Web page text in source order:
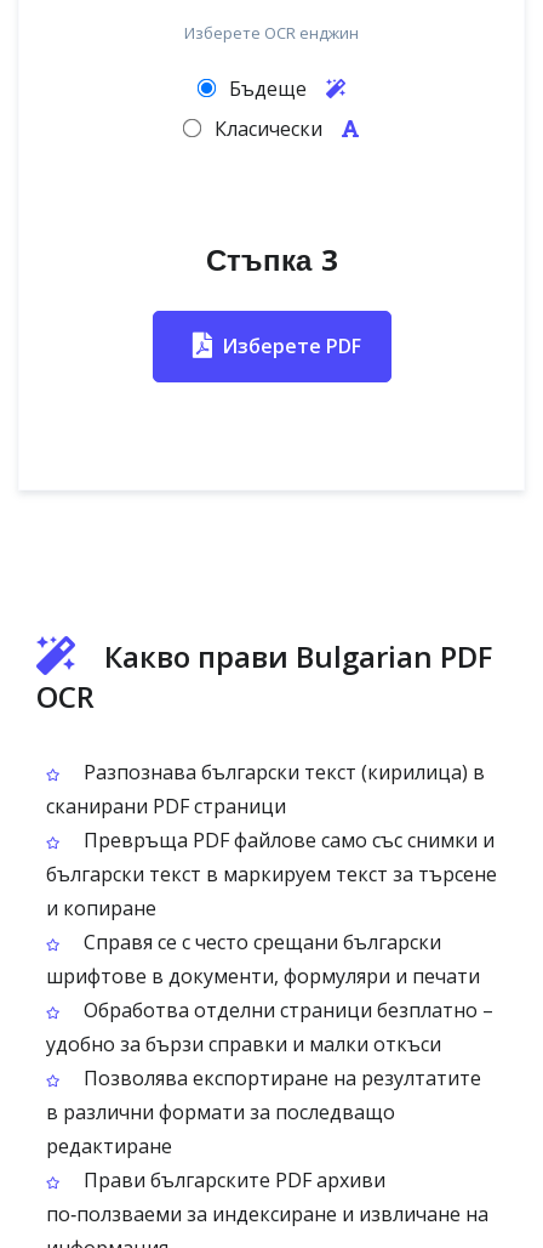
Изберете OCR енджин
Бъдеще
Класически
Стъпка 3
Изберете PDF
Какво прави Bulgarian PDF
OCR
Разпознава български текст (кирилица) в
сканирани PDF страници
Превръща PDF файлове само със снимки и
български текст в маркируем текст за търсене
и копиране
Справя се с често срещани български
шрифтове в документи, формуляри и печати
Обработва отделни страници безплатно –
удобно за бързи справки и малки откъси
Позволява експортиране на резултатите
в различни формати за последващо
редактиране
Прави българските PDF архиви
по‑ползваеми за индексиране и извличане на